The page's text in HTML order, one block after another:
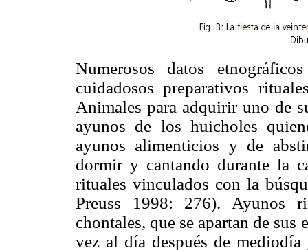
Numerosos datos
cuidadosos preparativos
Animales para adquirir uno de
ayunos de los huicholes
ayunos alimenticios y de
dormir y cantando durante la
rituales vinculados con la
Preuss 1998: 276). Ayunos
chontales, que se apartan de sus
vez al día después de